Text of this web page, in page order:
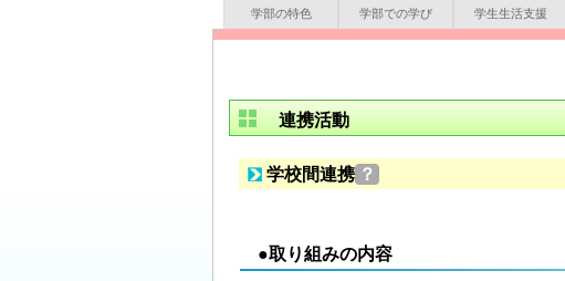
学部の特色 学部での学び 学生生活支援
連携活動
学校間連携 ？
●取り組みの内容